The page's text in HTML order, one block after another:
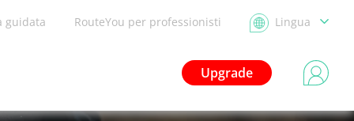
guidata RouteYou per professionisti Lingua
Upgrade